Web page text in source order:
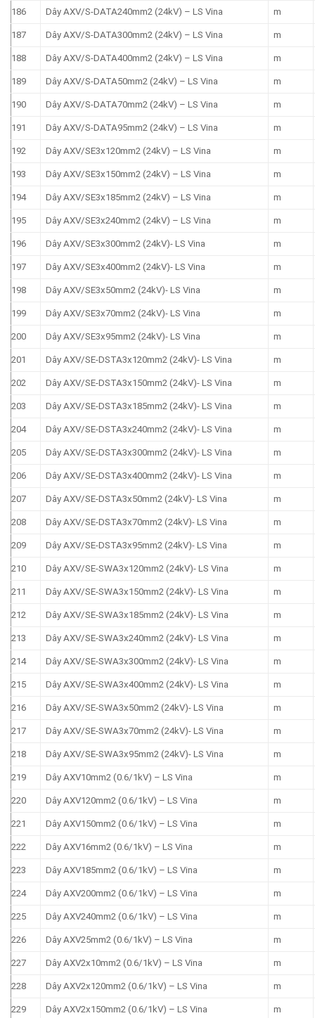
186 Dây AXV/S-DATA240mm2 (24kV) – LS Vina m
187 Dây AXV/S-DATA300mm2 (24kV) – LS Vina m
188 Dây AXV/S-DATA400mm2 (24kV) – LS Vina m
189 Dây AXV/S-DATA50mm2 (24kV) – LS Vina m
190 Dây AXV/S-DATA70mm2 (24kV) – LS Vina m
191 Dây AXV/S-DATA95mm2 (24kV) – LS Vina m
192 Dây AXV/SE3x120mm2 (24kV) – LS Vina m
193 Dây AXV/SE3x150mm2 (24kV) – LS Vina m
194 Dây AXV/SE3x185mm2 (24kV) – LS Vina m
195 Dây AXV/SE3x240mm2 (24kV) – LS Vina m
196 Dây AXV/SE3x300mm2 (24kV)- LS Vina m
197 Dây AXV/SE3x400mm2 (24kV)- LS Vina m
198 Dây AXV/SE3x50mm2 (24kV)- LS Vina m
199 Dây AXV/SE3x70mm2 (24kV)- LS Vina m
200 Dây AXV/SE3x95mm2 (24kV)- LS Vina m
201 Dây AXV/SE-DSTA3x120mm2 (24kV)- LS Vina m
202 Dây AXV/SE-DSTA3x150mm2 (24kV)- LS Vina m
203 Dây AXV/SE-DSTA3x185mm2 (24kV)- LS Vina m
204 Dây AXV/SE-DSTA3x240mm2 (24kV)- LS Vina m
205 Dây AXV/SE-DSTA3x300mm2 (24kV)- LS Vina m
206 Dây AXV/SE-DSTA3x400mm2 (24kV)- LS Vina m
207 Dây AXV/SE-DSTA3x50mm2 (24kV)- LS Vina m
208 Dây AXV/SE-DSTA3x70mm2 (24kV)- LS Vina m
209 Dây AXV/SE-DSTA3x95mm2 (24kV)- LS Vina m
210 Dây AXV/SE-SWA3x120mm2 (24kV)- LS Vina m
211 Dây AXV/SE-SWA3x150mm2 (24kV)- LS Vina m
212 Dây AXV/SE-SWA3x185mm2 (24kV)- LS Vina m
213 Dây AXV/SE-SWA3x240mm2 (24kV)- LS Vina m
214 Dây AXV/SE-SWA3x300mm2 (24kV)- LS Vina m
215 Dây AXV/SE-SWA3x400mm2 (24kV)- LS Vina m
216 Dây AXV/SE-SWA3x50mm2 (24kV)- LS Vina m
217 Dây AXV/SE-SWA3x70mm2 (24kV)- LS Vina m
218 Dây AXV/SE-SWA3x95mm2 (24kV)- LS Vina m
219 Dây AXV10mm2 (0.6/1kV) – LS Vina m
220 Dây AXV120mm2 (0.6/1kV) – LS Vina m
221 Dây AXV150mm2 (0.6/1kV) – LS Vina m
222 Dây AXV16mm2 (0.6/1kV) – LS Vina m
223 Dây AXV185mm2 (0.6/1kV) – LS Vina m
224 Dây AXV200mm2 (0.6/1kV) – LS Vina m
225 Dây AXV240mm2 (0.6/1kV) – LS Vina m
226 Dây AXV25mm2 (0.6/1kV) – LS Vina m
227 Dây AXV2x10mm2 (0.6/1kV) – LS Vina m
228 Dây AXV2x120mm2 (0.6/1kV) – LS Vina m
229 Dây AXV2x150mm2 (0.6/1kV) – LS Vina m